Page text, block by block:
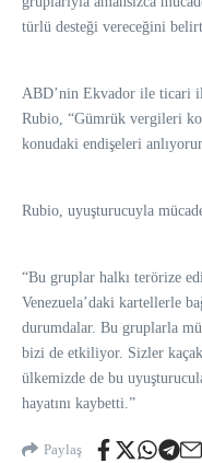
türlü desteği vereceğini
ABD’nin Ekvador ile ticari
Rubio, “Gümrük vergileri
konudaki endişeleri
Rubio, uyuşturucuyla
“Bu gruplar halkı terörize
Venezuela’daki kartellerle
durumdalar. Bu gruplarla
bizi de etkiliyor. Sizler
ülkemizde de bu
hayatını kaybetti.”
Paylaş